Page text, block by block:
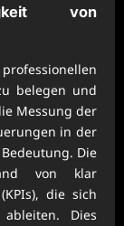
von
belegen und
Messung der
in der
Die
von klar
die sich
Dies